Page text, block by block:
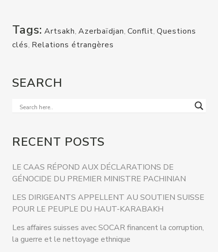
Tags: Artsakh, Azerbaïdjan, Conflit, Questions
clés, Relations étrangères
SEARCH
RECENT POSTS
LE CAAS RÉPOND AUX DÉCLARATIONS DE
GÉNOCIDE DU PREMIER MINISTRE PACHINIAN
LES DIRIGEANTS APPELLENT AU SOUTIEN SUISSE
POUR LE PEUPLE DU HAUT-KARABAKH
Les affaires suisses avec SOCAR financent la corruption,
la guerre et le nettoyage ethnique